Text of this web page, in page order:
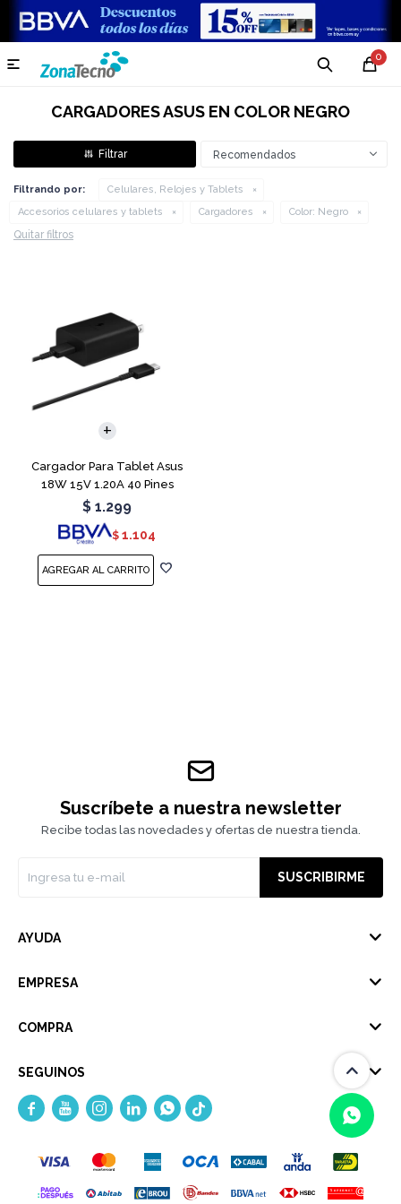
0

CARGADORES ASUS EN COLOR NEGRO
Recomendados
Filtrando por:
Celulares, Relojes y Tablets
Accesorios celulares y tablets
Cargadores Color: Negro
Quitar filtros
Cargador Para Tablet Asus
18W 15V 1.20A 40 Pines
$ 1.299
$ 1.104
(0/4)
Suscríbete a nuestra newsletter
Recibe todas las novedades y ofertas de nuestra tienda.
SUSCRIBIRME
AYUDA
EMPRESA
COMPRA
SEGUINOS
    